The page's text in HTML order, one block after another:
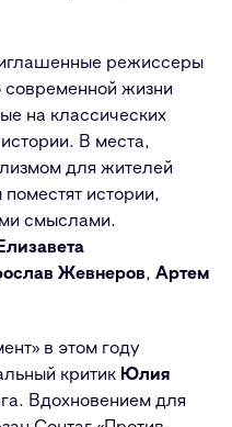
режиссеры
жизни
на классических
В места,
для жителей
истории,
смыслами.
Жевнеров, Артем
в этом году
критик Юлия
Вдохновением для